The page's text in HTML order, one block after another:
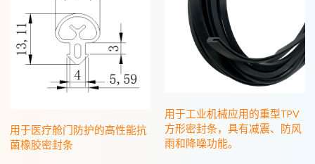
用于医疗舱门防护的高性能抗
菌橡胶密封条
用于工业机械应用的重型TPV
方形密封条，具有减震、防风
雨和降噪功能。